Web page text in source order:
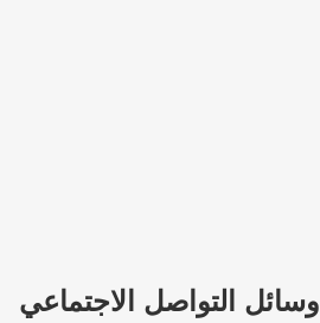
وسائل التواصل الاجتماعي